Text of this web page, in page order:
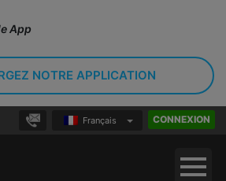
App
NOTRE APPLICATION
Français CONNEXION